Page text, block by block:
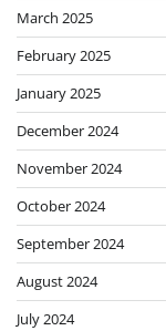
March 2025
February 2025
January 2025
December 2024
November 2024
October 2024
September 2024
August 2024
July 2024